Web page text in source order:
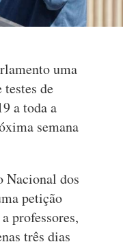
uma
de
a toda a
semana
Nacional dos
petição
professores,
três dias